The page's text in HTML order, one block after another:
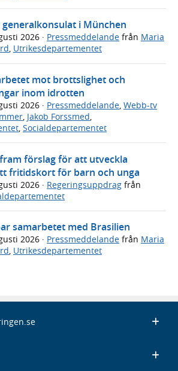
i München
2026 · Pressmeddelande från Maria
, Utrikesdepartementet
mot brottslighet och
inom idrotten
2026 · Pressmeddelande, Webb-tv
, Jakob Forssmed,
, Socialdepartementet
förslag för att utveckla
fritidskort för barn och unga
2026 · Regeringsuppdrag från
samarbetet med Brasilien
2026 · Pressmeddelande från Maria
, Utrikesdepartementet